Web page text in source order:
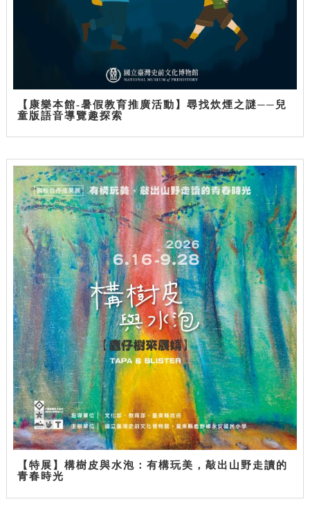
【康樂本館-暑假教育推廣活動】尋找炊煙之謎──兒
童版語音導覽趣探索
【特展】構樹皮與水泡：有構玩美，敲出山野走讀的
青春時光